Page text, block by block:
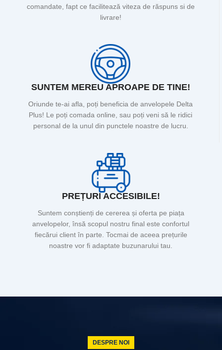
comandate, fapt ce facilitează viteza de răspuns si de
livrare!
SUNTEM MEREU APROAPE DE TINE!
Oriunde te-ai afla, poți beneficia de anvelopele Delta
Plus! Le poți comada online, sau poți veni să le ridici
personal de la unul din punctele noastre de lucru.
PREȚURI ACCESIBILE!
Suntem conștienți de cererea și oferta pe piața
anvelopelor, însă scopul nostru final este confortul
fiecărui client în parte. Tocmai de aceea prețurile
noastre vor fi adaptate buzunarului tau.
DESPRE NOI